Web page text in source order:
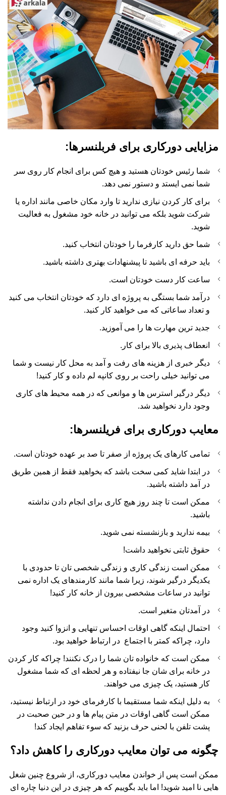
مزایایی دورکاری برای فربلنسرها:
شما رئیس خودتان هستید و هیچ کس برای انجام کار روی سر
شما نمی ایستد و دستور نمی دهد.
برای کار کردن نیازی ندارید تا وارد مکان خاصی مانند اداره یا
شرکت شوید بلکه می توانید در خانه خود مشغول به فعالیت
شوید.
شما حق دارید کارفرما را خودتان انتخاب کنید.
باید حرفه ای باشید تا پیشنهادات بهتری داشته باشید.
ساعت کار دست خودتان است.
درآمد شما بستگی به پروژه ای دارد که خودتان انتخاب می کنید
و تعداد ساعاتی که می خواهید کار کنید.
جدید ترین مهارت ها را می آموزید.
انعطاف پذیری بالا برای کار.
دیگر خبری از هزینه های رفت و آمد به محل کار نیست و شما
می توانید خیلی راحت بر روی کانپه لم داده و کار کنید!
دیگر درگیر استرس ها و موانعی که در همه محیط های کاری
وجود دارد نخواهید شد.
معایب دورکاری برای فریلنسرها:
تمامی کارهای یک پروژه از صفر تا صد بر عهده خودتان است.
در ابتدا شاید کمی سخت باشد که بخواهید فقط از همین طریق
در آمد داشته باشید.
ممکن است تا چند روز هیچ کاری برای انجام دادن نداشته
باشید.
بیمه ندارید و بازنشسته نمی شوید.
حقوق ثابتی نخواهید داشت!
ممکن است زندگی کاری و زندگی شخصی تان تا حدودی با
یکدیگر درگیر شوند، زیرا شما مانند کارمندهای یک اداره نمی
توانید در ساعات مشخصی بیرون از خانه کار کنید!
در آمدتان متغیر است.
احتمال اینکه گاهی اوقات احساس تنهایی و انزوا کنید وجود
دارد، چراکه کمتر با اجتماع در ارتباط خواهید بود.
ممکن است که خانواده تان شما را درک نکنند! چراکه کار کردن
در خانه برای شان جا نیفتاده و هر لحظه ای که شما مشغول
کار هستید، یک چیزی می خواهند.
به دلیل اینکه شما مستقیما با کارفرمای خود در ارتباط نیستید،
ممکن است گاهی اوقات در متن پیام ها و در حین صحبت در
پشت تلفن با لحنی حرف بزنید که سوء تفاهم ایجاد کند!
چگونه می توان معایب دورکاری را کاهش داد؟
ممکن است پس از خواندن معایب دورکاری، از شروع چنین شغل
هایی نا امید شوید! اما باید بگوییم که هر چیزی در این دنیا چاره ای